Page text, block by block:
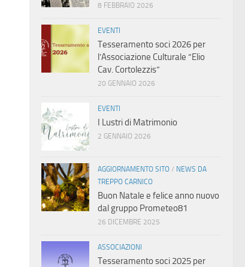
8 FEBBRAIO 2026
EVENTI
Tesseramento soci 2026 per
l’Associazione Culturale “Elio
Cav. Cortolezzis”
20 GENNAIO 2026
EVENTI
I Lustri di Matrimonio
2 GENNAIO 2026
AGGIORNAMENTO SITO / NEWS DA
TREPPO CARNICO
Buon Natale e felice anno nuovo
dal gruppo Prometeo81
26 DICEMBRE 2025
ASSOCIAZIONI
Tesseramento soci 2025 per